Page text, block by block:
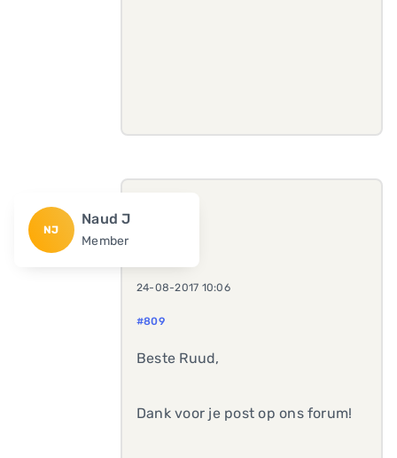
NJ
Naud J
Member
24-08-2017 10:06
#809
Beste Ruud,
Dank voor je post op ons forum!